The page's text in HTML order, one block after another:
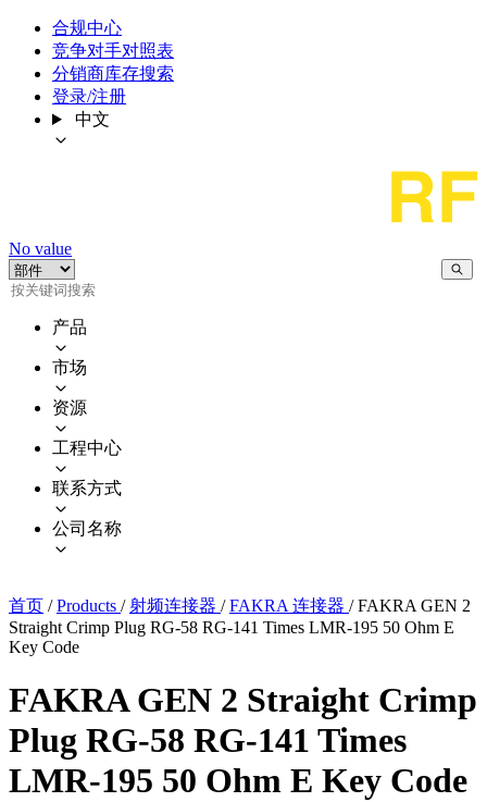
合规中心
竞争对手对照表
分销商库存搜索
登录/注册
中文
No value
产品
市场
资源
工程中心
联系方式
公司名称
首页 / Products / 射频连接器 / FAKRA 连接器 / FAKRA GEN 2
Straight Crimp Plug RG-58 RG-141 Times LMR-195 50 Ohm E
Key Code
FAKRA GEN 2 Straight Crimp
Plug RG-58 RG-141 Times
LMR-195 50 Ohm E Key Code